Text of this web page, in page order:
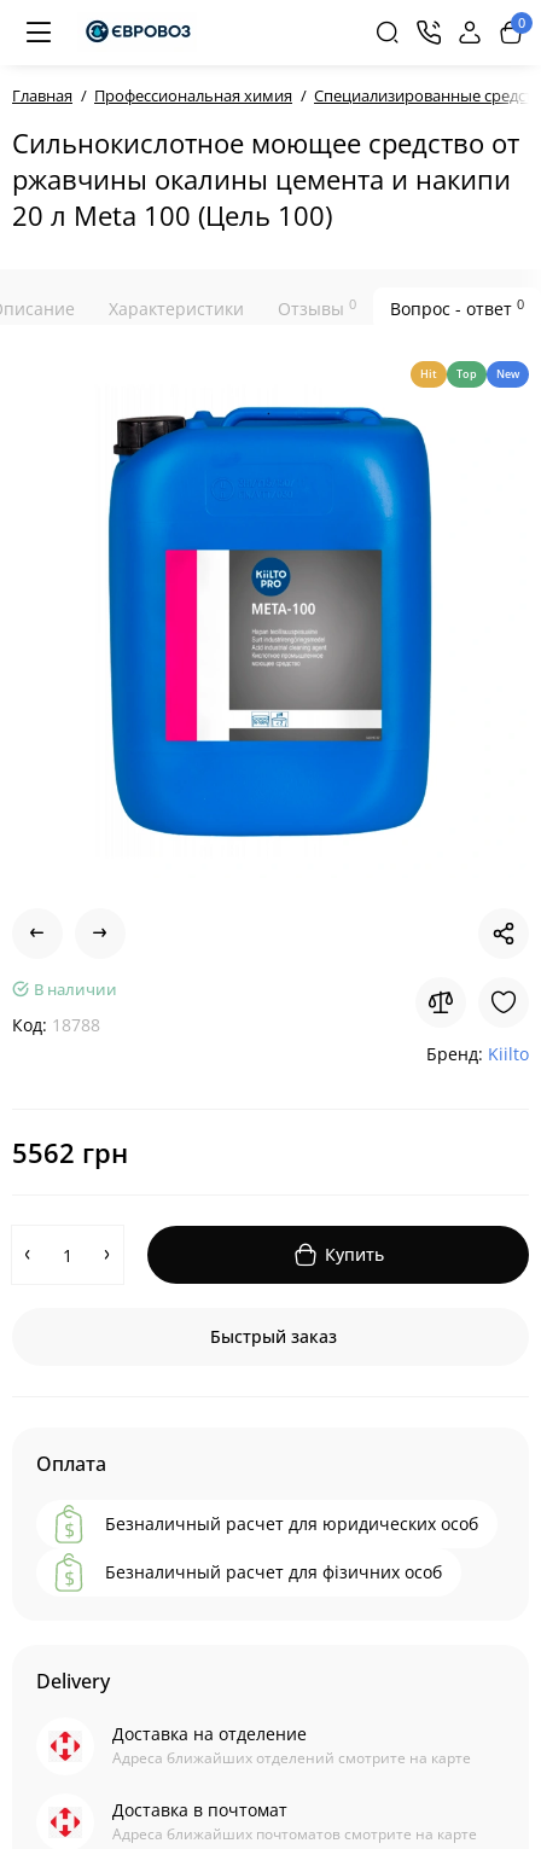
0
Главная Профессиональная химия Специализированные
Сильнокислотное моющее средство от
ржавчины окалины цемента и накипи
20 л Meta 100 (Цель 100)
Характеристики Отзывы 0 Вопрос - ответ 0
Hit Top New
В наличии
Код: 18788
Бренд: Kiilto
5562 грн
Купить
Быстрый заказ
Оплата
Безналичный расчет для юридических особ
Безналичный расчет для фізичних особ
Delivery
Доставка на отделение
Адреса ближайших отделений смотрите на карте
Доставка в почтомат
Адреса ближайших почтоматов смотрите на карте